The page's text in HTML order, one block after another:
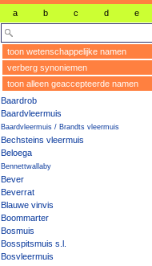
a b c d e
toon wetenschappelijke namen
verberg synoniemen
toon alleen geaccepteerde namen
Baardrob
Baardvleermuis
Baardvleermuis / Brandts vleermuis
Bechsteins vleermuis
Beloega
Bennettwallaby
Bever
Beverrat
Blauwe vinvis
Boommarter
Bosmuis
Bosspitsmuis s.l.
Bosvleermuis